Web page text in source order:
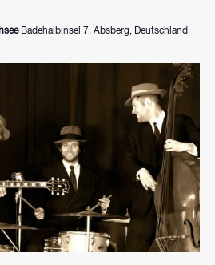
Badehalbinsel 7, Absberg, Deutschland